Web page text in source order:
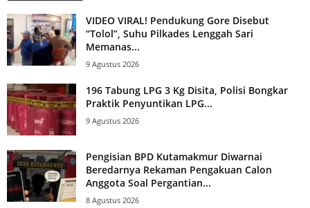
VIDEO VIRAL! Pendukung Gore Disebut
“Tolol”, Suhu Pilkades Lenggah Sari
Memanas...
9 Agustus 2026
196 Tabung LPG 3 Kg Disita, Polisi Bongkar
Praktik Penyuntikan LPG...
9 Agustus 2026
Pengisian BPD Kutamakmur Diwarnai
Beredarnya Rekaman Pengakuan Calon
Anggota Soal Pergantian...
8 Agustus 2026